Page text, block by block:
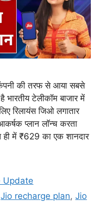
की तरफ से आया सबसे
भारतीय टेलीकॉम बाजार में
रिलायंस जिओ लगातार
प्लान लॉन्च करता
ही में ₹629 का एक शानदार
Update
Jio recharge plan,Jio